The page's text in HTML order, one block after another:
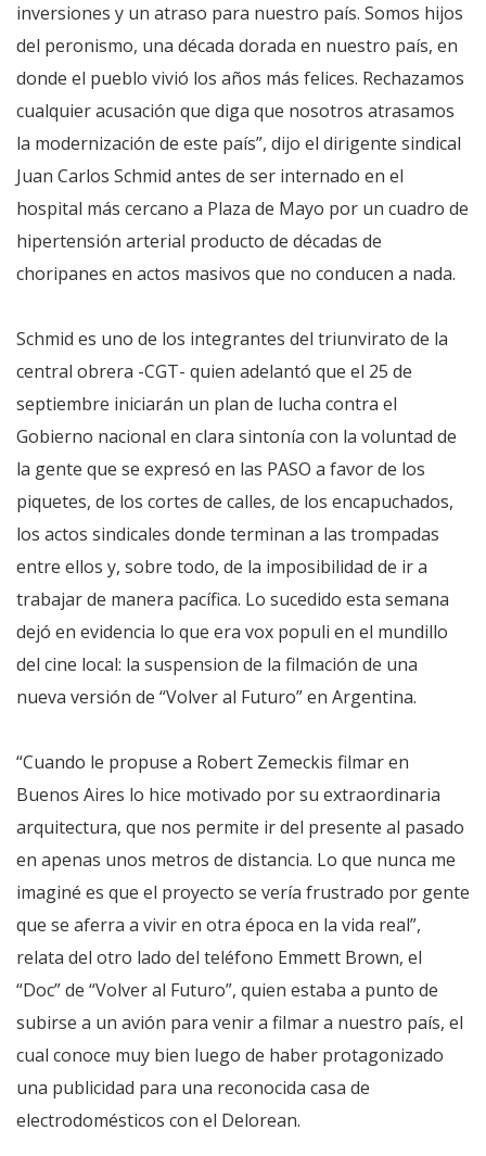
inversiones y un atraso para nuestro país. Somos hijos
del peronismo, una década dorada en nuestro país, en
donde el pueblo vivió los años más felices. Rechazamos
cualquier acusación que diga que nosotros atrasamos
la modernización de este país”, dijo el dirigente sindical
Juan Carlos Schmid antes de ser internado en el
hospital más cercano a Plaza de Mayo por un cuadro de
hipertensión arterial producto de décadas de
choripanes en actos masivos que no conducen a nada.
Schmid es uno de los integrantes del triunvirato de la
central obrera -CGT- quien adelantó que el 25 de
septiembre iniciarán un plan de lucha contra el
Gobierno nacional en clara sintonía con la voluntad de
la gente que se expresó en las PASO a favor de los
piquetes, de los cortes de calles, de los encapuchados,
los actos sindicales donde terminan a las trompadas
entre ellos y, sobre todo, de la imposibilidad de ir a
trabajar de manera pacífica. Lo sucedido esta semana
dejó en evidencia lo que era vox populi en el mundillo
del cine local: la suspension de la filmación de una
nueva versión de “Volver al Futuro” en Argentina.
“Cuando le propuse a Robert Zemeckis filmar en
Buenos Aires lo hice motivado por su extraordinaria
arquitectura, que nos permite ir del presente al pasado
en apenas unos metros de distancia. Lo que nunca me
imaginé es que el proyecto se vería frustrado por gente
que se aferra a vivir en otra época en la vida real”,
relata del otro lado del teléfono Emmett Brown, el
“Doc” de “Volver al Futuro”, quien estaba a punto de
subirse a un avión para venir a filmar a nuestro país, el
cual conoce muy bien luego de haber protagonizado
una publicidad para una reconocida casa de
electrodomésticos con el Delorean.